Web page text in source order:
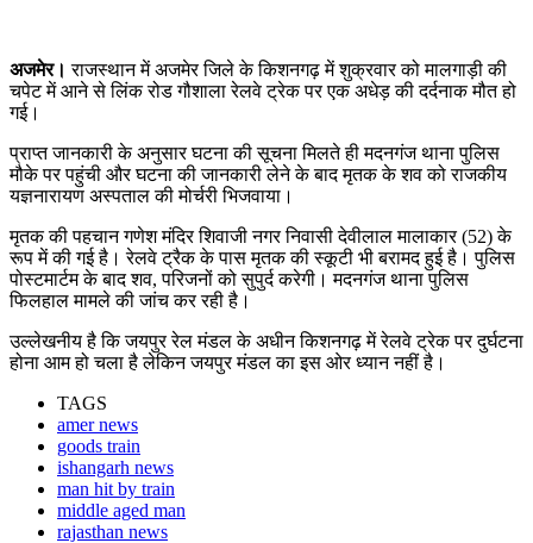
अजमेर। राजस्थान में अजमेर जिले के किशनगढ़ में शुक्रवार को मालगाड़ी की
चपेट में आने से लिंक रोड गौशाला रेलवे ट्रेक पर एक अधेड़ की दर्दनाक मौत हो
गई।
प्राप्त जानकारी के अनुसार घटना की सूचना मिलते ही मदनगंज थाना पुलिस
मौके पर पहुंची और घटना की जानकारी लेने के बाद मृतक के शव को राजकीय
यज्ञनारायण अस्पताल की मोर्चरी भिजवाया।
मृतक की पहचान गणेश मंदिर शिवाजी नगर निवासी देवीलाल मालाकार (52) के
रूप में की गई है। रेलवे ट्रैक के पास मृतक की स्कूटी भी बरामद हुई है। पुलिस
पोस्टमार्टम के बाद शव, परिजनों को सुपुर्द करेगी। मदनगंज थाना पुलिस
फिलहाल मामले की जांच कर रही है।
उल्लेखनीय है कि जयपुर रेल मंडल के अधीन किशनगढ़ में रेलवे ट्रेक पर दुर्घटना
होना आम हो चला है लेकिन जयपुर मंडल का इस ओर ध्यान नहीं है।
TAGS
amer news
goods train
ishangarh news
man hit by train
middle aged man
rajasthan news